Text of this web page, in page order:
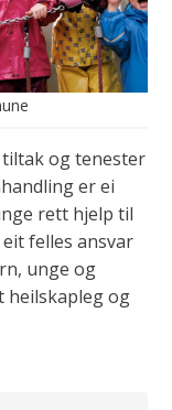
og tenester
er ei
rett hjelp til
felles ansvar
unge og
heilskapleg og